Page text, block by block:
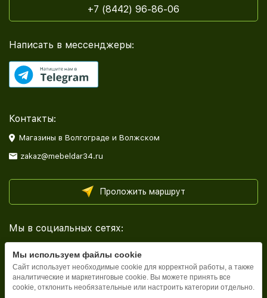
+7 (8442) 96-86-06
Написать в мессенджеры:
Контакты:
Магазины в Волгограде и Волжском
zakaz@mebeldar34.ru
Проложить маршрут
Мы в социальных сетях:
Каталог
Мы используем файлы cookie
Сайт использует необходимые cookie для корректной работы, а также
аналитические и маркетинговые cookie. Вы можете принять все
cookie, отклонить необязательные или настроить категории отдельно.